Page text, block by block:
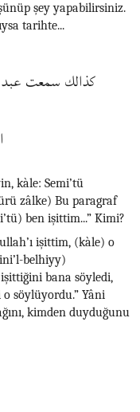
şey yapabilirsiniz.
tarihte...
كذالك سمعت
kàle: Semi’tü
zâlke) Bu paragraf
ben işittim...” Kimi?
işittim, (kàle) o
belhiyy)
bana söyledi,
söylüyordu.” Yâni
kimden duyduğunu